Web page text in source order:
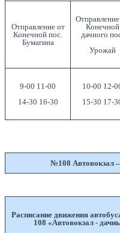
Отправление от
Конечной пос.
Бумагина
Конечной
дачного
Урожай
9-00 11-00
14-30 16-30
10-00 12-
15-30 17-
№108 Автовокзал
Расписание движения
108 «Автовокзал -